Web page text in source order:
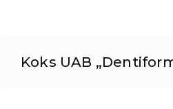
Koks UAB